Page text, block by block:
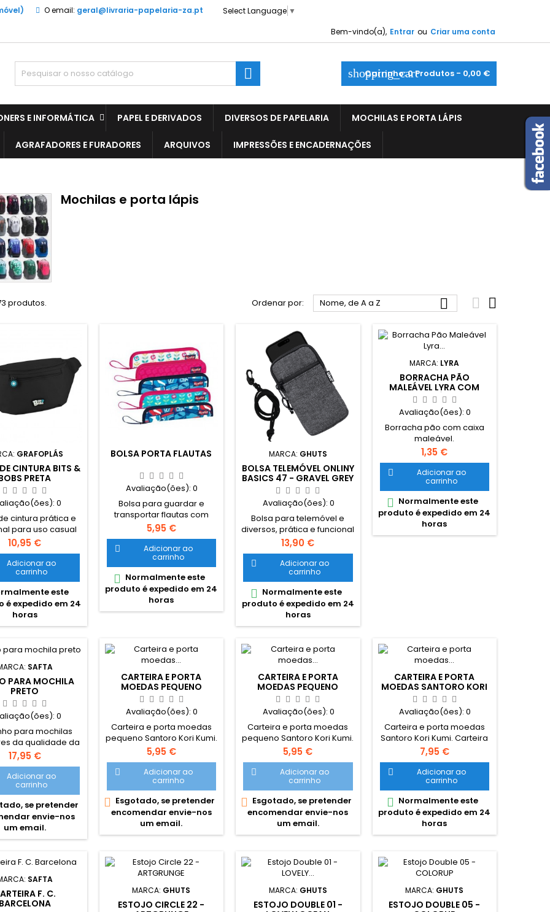
O email: geral@livraria-papelaria-za.pt Select Language ▼
Bem-vindo(a), Entrar ou Criar uma conta
shopping_cart
Carrinho:0Produtos - 0,00 €

E INFORMÁTICA PAPEL E DERIVADOS DIVERSOS DE PAPELARIA MOCHILAS E PORTA LÁPIS
AGRAFADORES E FURADORES ARQUIVOS IMPRESSÕES E ENCADERNAÇÕES
Mochilas e porta lápis
produtos. Ordenar por: Nome, de A a Z   
GRAFOPLÁS
CINTURA BITS &
PRETA
0
cintura prática e
para uso casual
qualidade da
Grafoplas Bolsa
com fecho.
bolsa frontal
Dimensões
23 x 12 x 9 cm
Preço
10,95 €
Adicionar ao
carrinho
este
é expedido em 24
horas
BOLSA PORTA FLAUTAS
Avaliação(ões):0
Bolsa para guardar e
transportar flautas com
fecho. Adequado para
acondicionar e preservar
as flautas escolares. Interior
forrado e almofadado para
uma melhor proteção.
Disponível em
5 estampagens diferentes,
sortidas.
Preço
5,95 €

Adicionar ao
carrinho
 Normalmente este
produto é expedido em 24
horas
MARCA: GHUTS
BOLSA TELEMÓVEL ONLINY
BASICS 47 - GRAVEL GREY
Avaliação(ões): 0
Bolsa para telemóvel e
diversos, prática e funcional
para uso casual. Interior
com divisórias para cartões
e passe escolar, bolsa
exterior com fecho e
cordão removível.
Dimensões: • 9,5 x 18 x 2 cm
Material: • Polyester 600D•
Fechos e cursor
certificados YKK PVP
Preço
13,90 €

Adicionar ao
carrinho
 Normalmente este
produto é expedido em 24
horas
MARCA: LYRA
BORRACHA PÃO
MALEÁVEL LYRA COM
CAIXA PLÁSTICA
Avaliação(ões):0
Borracha pão com caixa
maleável.
Preço
1,35 €

Adicionar ao
carrinho
 Normalmente este
produto é expedido em 24
horas
SAFTA
PARA MOCHILA
PRETO
0
para mochilas
da qualidade da
Dois anos de
por defeitos de
fabricado na união
Rodas
e
silencioso.
revestidas por
transparente.
de adaptação
até 32cm x 16cm x
Asa ajustável com
em altura....
Preço
17,95 €
Adicionar ao
carrinho
se pretender
envie-nos
um email.
CARTEIRA E PORTA
MOEDAS PEQUENO
SANTORO KORI KUMI K02
Avaliação(ões):0
Carteira e porta moedas
pequeno Santoro Kori Kumi.
Com quatro divisões no
interior Carteira com design
original Santoro London
Preço
5,95 €

Adicionar ao
carrinho
 Esgotado, se pretender
encomendar envie-nos
um email.
CARTEIRA E PORTA
MOEDAS PEQUENO
SANTORO KORI KUMI.
Avaliação(ões): 0
Carteira e porta moedas
pequeno Santoro Kori Kumi.
Com quatro divisões no
interior Carteira com design
original Santoro London
Preço
5,95 €

Adicionar ao
carrinho
 Esgotado, se pretender
encomendar envie-nos
um email.
CARTEIRA E PORTA
MOEDAS SANTORO KORI
KUMI.
Avaliação(ões):0
Carteira e porta moedas
Santoro Kori Kumi. Carteira
com design original
Santoro London.
Preço
7,95 €

Adicionar ao
carrinho
 Normalmente este
produto é expedido em 24
horas
SAFTA
F. C.
BARCELONA
MARCA: GHUTS
ESTOJO CIRCLE 22 -
MARCA: GHUTS
ESTOJO DOUBLE 01 -
MARCA: GHUTS
ESTOJO DOUBLE 05 -